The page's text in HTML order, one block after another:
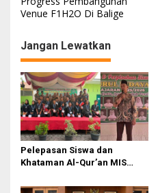
v
i
g
a
s
i
p
o
s
Venue F1H2O Di Balige
Jangan Lewatkan
Pelepasan Siswa dan
Khataman Al-Qur’an MIS
Berlangsung Khidmat